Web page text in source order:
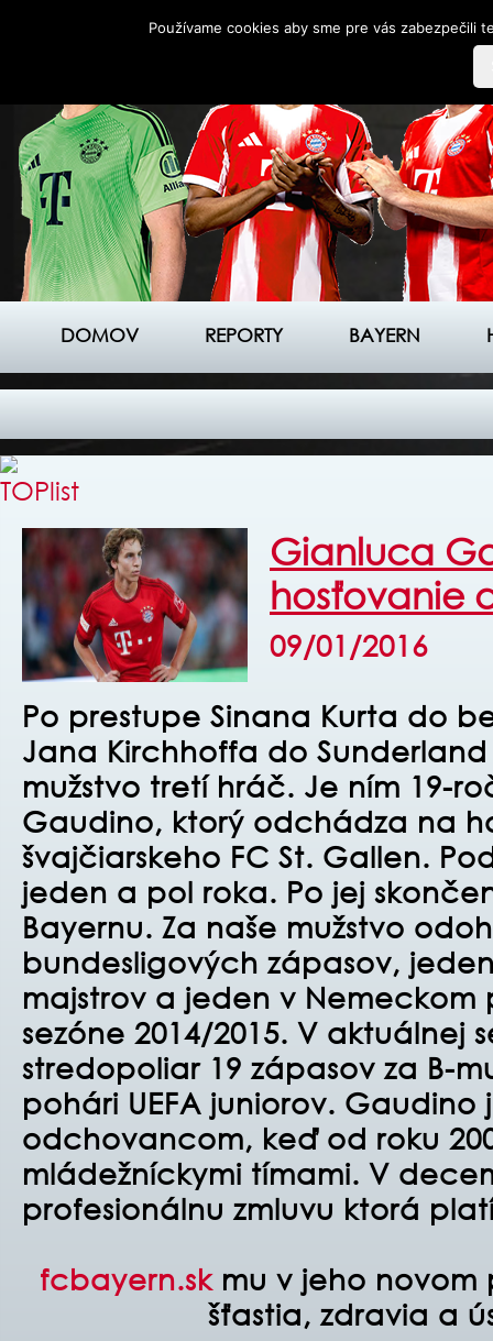
DOMOV REPORTY BAYERN
Gianluca
hosťovanie
09/01/2016
Po prestupe Sinana Kurta do
Jana Kirchhoffa do
mužstvo tretí hráč. Je ním 19-
Gaudino, ktorý odchádza na
švajčiarskeho FC St. Gallen.
jeden a pol roka. Po jej
Bayernu. Za naše mužstvo
bundesligových zápasov,
majstrov a jeden v Nemeckom
sezóne 2014/2015. V aktuálnej
stredopoliar 19 zápasov za B-
pohári UEFA juniorov. Gaudino
odchovancom, keď od roku
mládežníckymi tímami. V
profesionálnu zmluvu ktorá
fcbayern.skmu v jeho novom
šťastia, zdravia a
Používame cookies aby sme pre vás zabezpečili